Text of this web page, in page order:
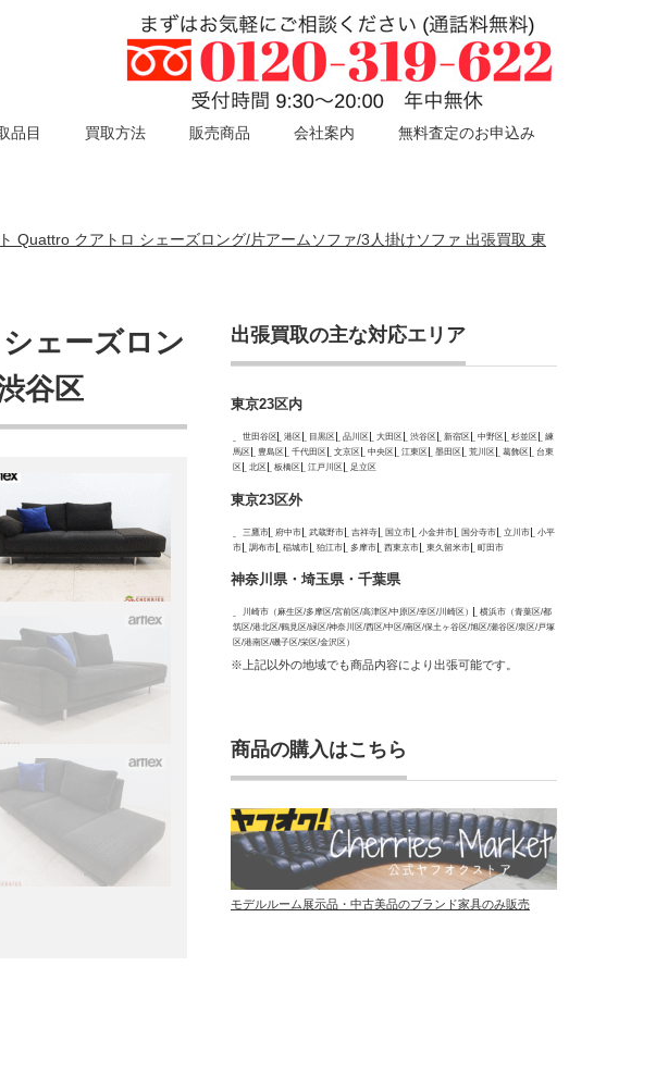
品目 買取方法 販売商品 会社案内 無料査定のお申込み
Quattro クアトロ シェーズロング/片アームソファ/3人掛けソファ 出張買取 東
ェーズロン
谷区
出張買取の主な対応エリア
東京23区内
世田谷区 港区 目黒区 品川区 大田区 渋谷区 新宿区 中野区 杉並区
練
馬区
豊島区 千代田区 文京区 中央区 江東区 墨田区 荒川区 葛飾区
台東
区
北区 板橋区 江戸川区 足立区
東京23区外
三鷹市 府中市 武蔵野市 吉祥寺 国立市 小金井市 国分寺市 立川市
小平
市
調布市 稲城市 狛江市 多摩市 西東京市 東久留米市 町田市
神奈川県・埼玉県・千葉県
川崎市（麻生区/多摩区/宮前区/高津区/中原区/幸区/川崎区）
横浜市（青葉区/都
筑区/港北区/鶴見区/緑区/神奈川区/西区/中区/南区/保土ヶ谷区/旭区/瀬谷区/泉区/戸塚
区/港南区/磯子区/栄区/金沢区）
※上記以外の地域でも商品内容により出張可能です。
商品の購入はこちら
モデルルーム展示品・中古美品のブランド家具のみ販売